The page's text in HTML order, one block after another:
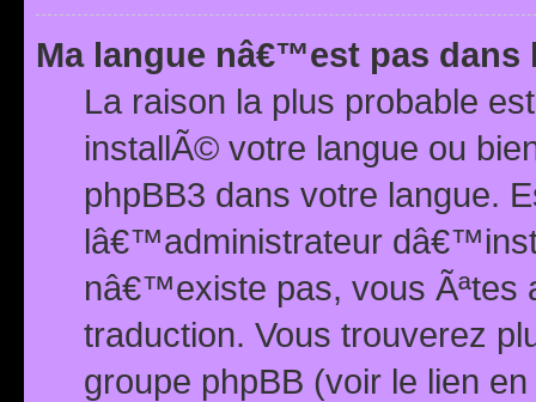
Ma langue nâ€™est pas dans
La raison la plus probable
installÃ© votre langue ou
phpBB3 dans votre langue.
lâ€™administrateur
nâ€™existe pas, vous Ãªtes
traduction. Vous trouverez
groupe phpBB (voir le lien